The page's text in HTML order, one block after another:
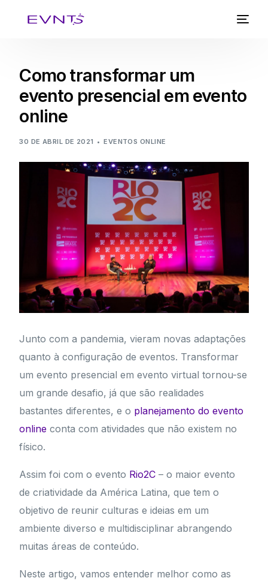
Como transformar um
evento presencial em evento
online
30 DE ABRIL DE 2021 EVENTOS ONLINE
Junto com a pandemia, vieram novas adaptações
quanto à configuração de eventos. Transformar
um evento presencial em evento virtual tornou-se
um grande desafio, já que são realidades
bastantes diferentes, e o planejamento do evento
online conta com atividades que não existem no
físico.
Assim foi com o evento Rio2C – o maior evento
de criatividade da América Latina, que tem o
objetivo de reunir culturas e ideias em um
ambiente diverso e multidisciplinar abrangendo
muitas áreas de conteúdo.
Neste artigo, vamos entender melhor como as